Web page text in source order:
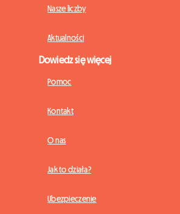
Nasze liczby
Aktualności
Dowiedz się więcej
Pomoc
Kontakt
O nas
Jak to działa?
Ubezpieczenie